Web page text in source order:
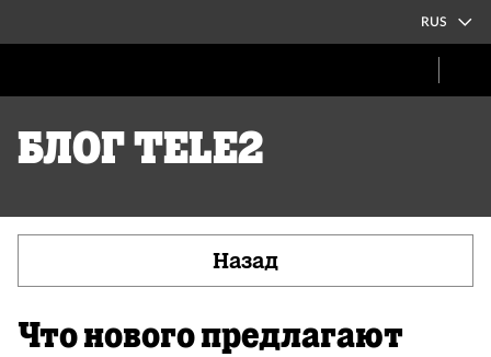
RUS
Блог Tele2
Назад
Что нового предлагают